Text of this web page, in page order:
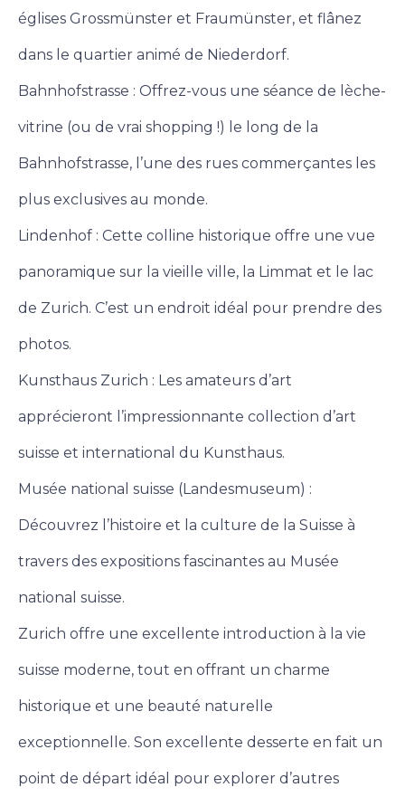
églises Grossmünster et Fraumünster, et flânez
dans le quartier animé de Niederdorf.
Bahnhofstrasse : Offrez-vous une séance de lèche-
vitrine (ou de vrai shopping !) le long de la
Bahnhofstrasse, l’une des rues commerçantes les
plus exclusives au monde.
Lindenhof : Cette colline historique offre une vue
panoramique sur la vieille ville, la Limmat et le lac
de Zurich. C’est un endroit idéal pour prendre des
photos.
Kunsthaus Zurich : Les amateurs d’art
apprécieront l’impressionnante collection d’art
suisse et international du Kunsthaus.
Musée national suisse (Landesmuseum) :
Découvrez l’histoire et la culture de la Suisse à
travers des expositions fascinantes au Musée
national suisse.
Zurich offre une excellente introduction à la vie
suisse moderne, tout en offrant un charme
historique et une beauté naturelle
exceptionnelle. Son excellente desserte en fait un
point de départ idéal pour explorer d’autres